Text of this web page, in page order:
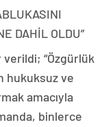
DAHİL OLDU”
“Özgürlük
hukuksuz ve
amacıyla
binlerce